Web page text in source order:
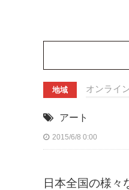
地域 オンライ
アート
2015/6/8 0:00
日本全国の様々